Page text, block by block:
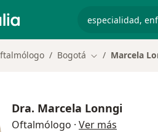
Bogotá Cambiar de
Marcela
Dra. Marcela Lonngi
Oftalmólogo · Ver más